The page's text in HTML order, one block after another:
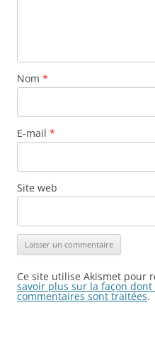
Nom *
E-mail *
Site web
Ce site utilise Akismet pour
savoir plus sur la façon dont
commentaires sont traitées.